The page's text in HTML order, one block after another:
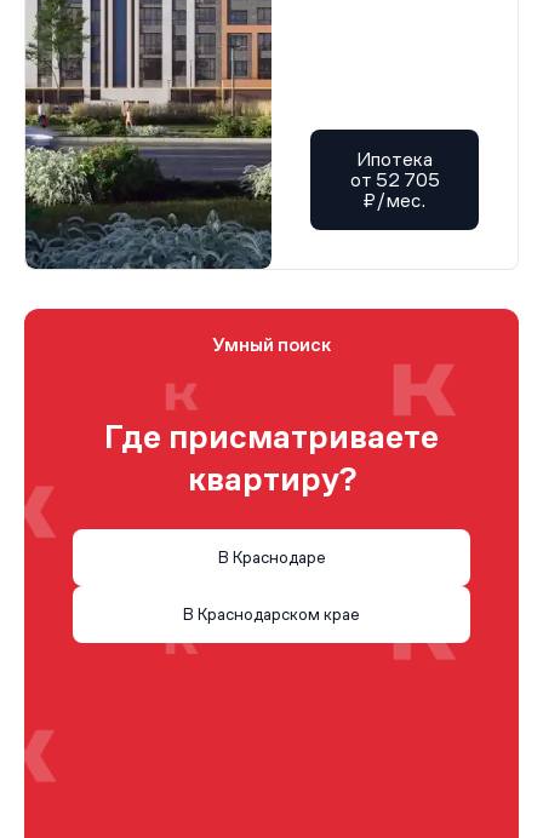
Ипотека
от 52 705
₽/мес.
Умный поиск
Где присматриваете
квартиру?
В Краснодаре
В Краснодарском крае